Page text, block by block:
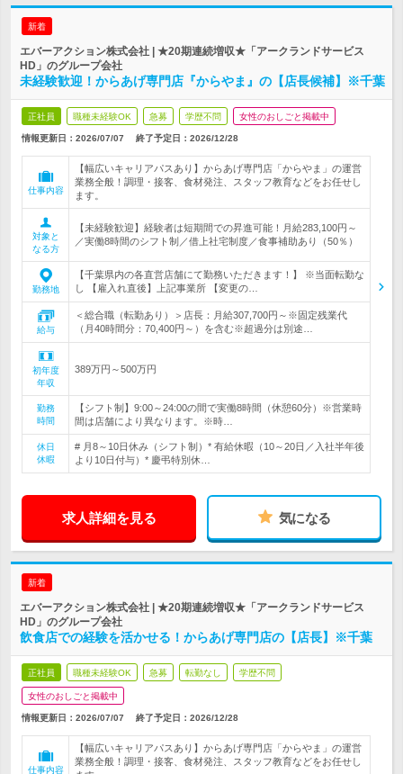
新着
エバーアクション株式会社 | ★20期連続増収★「アークランドサービス
HD」のグループ会社
未経験歓迎！からあげ専門店『からやま』の【店長候補】※千葉
正社員 職種未経験OK 急募 学歴不問 女性のおしごと掲載中
情報更新日：2026/07/07 終了予定日： 2026/12/28
仕事内容
【幅広いキャリアパスあり】からあげ専門店「からやま」の運営
業務全般！調理・接客、食材発注、スタッフ教育などをお任せし
ます。
対象と
なる方
【未経験歓迎】経験者は短期間での昇進可能！月給283,100円～
／実働8時間のシフト制／借上社宅制度／食事補助あり（50％）
勤務地
【千葉県内の各直営店舗にて勤務いただきます！】 ※当面転勤な
し 【雇入れ直後】上記事業所 【変更の…
給与
＜総合職（転勤あり）＞店長：月給307,700円～※固定残業代
（月40時間分：70,400円～）を含む※超過分は別途…
初年度
年収
389万円～500万円
勤務
時間
【シフト制】9:00～24:00の間で実働8時間（休憩60分）※営業時
間は店舗により異なります。※時…
休日
休暇
# 月8～10日休み（シフト制）* 有給休暇（10～20日／入社半年後
より10日付与）* 慶弔特別休…
求人詳細を見る 気になる
新着
エバーアクション株式会社 | ★20期連続増収★「アークランドサービス
HD」のグループ会社
飲食店での経験を活かせる！からあげ専門店の【店長】※千葉
正社員 職種未経験OK 急募 転勤なし 学歴不問
女性のおしごと掲載中
情報更新日：2026/07/07 終了予定日： 2026/12/28
仕事内容
【幅広いキャリアパスあり】からあげ専門店「からやま」の運営
業務全般！調理・接客、食材発注、スタッフ教育などをお任せし